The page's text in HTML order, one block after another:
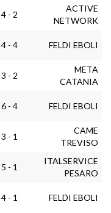
4 - 2
ACTIVE
NETWORK
4 - 4 FELDI EBOLI
3 - 2
META
CATANIA
6 - 4 FELDI EBOLI
3 - 1
CAME
TREVISO
5 - 1
ITALSERVICE
PESARO
4 - 1 FELDI EBOLI